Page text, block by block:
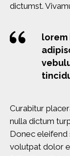
dictumst.
lorem
Curabitur
nulla dictum
Donec eleifend
volutpat dolor